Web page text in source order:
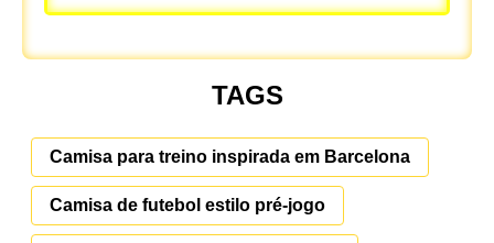
TAGS
Camisa para treino inspirada em Barcelona
Camisa de futebol estilo pré-jogo